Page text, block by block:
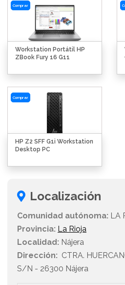
Comprar
Workstation Portátil HP
ZBook Fury 16 G11
Comprar
HP Z2 SFF G1i Workstation
Desktop PC
Localización
Comunidad autónoma: LA
Provincia: La Rioja
Localidad: Nájera
Dirección: CTRA.
S/N - 26300 Nájera